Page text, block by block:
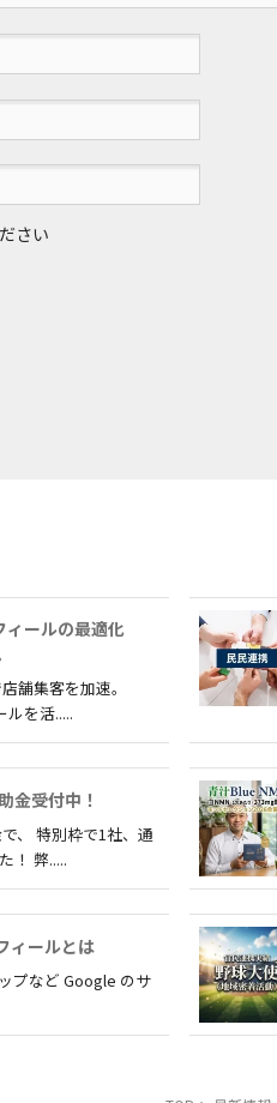
さい
ールの最適化
舗集客を加速。
を活.....
金受付中！
、 特別枠で1社、通
！ 弊.....
ィールとは
プなど Google のサ